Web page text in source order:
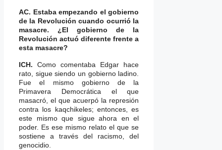
AC. Estaba empezando el gobierno
de la Revolución cuando ocurrió la
masacre. ¿El gobierno de la
Revolución actuó diferente frente a
esta masacre?
ICH. Como comentaba Edgar hace
rato, sigue siendo un gobierno ladino.
Fue el mismo gobierno de la
Primavera Democrática el que
masacró, el que acuerpó la represión
contra los kaqchikeles; entonces, es
este mismo que sigue ahora en el
poder. Es ese mismo relato el que se
sostiene a través del racismo, del
genocidio.